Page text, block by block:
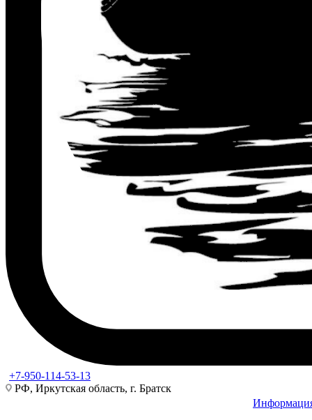
+7-950-114-53-13
РФ, Иркутская область, г. Братск